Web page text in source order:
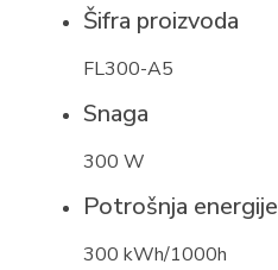
Šifra proizvoda
FL300-A5
Snaga
300 W
Potrošnja energije
300 kWh/1000h